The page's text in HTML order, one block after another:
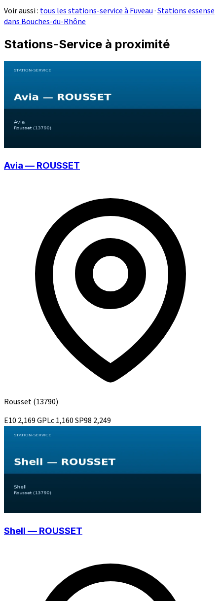
Voir aussi : tous les stations-service à Fuveau·Stations essense
dans Bouches-du-Rhône
Stations-Service à proximité
Avia — ROUSSET
Rousset(13790)
E10 2,169GPLc1,160SP98 2,249
Shell — ROUSSET